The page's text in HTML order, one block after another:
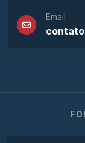
Email